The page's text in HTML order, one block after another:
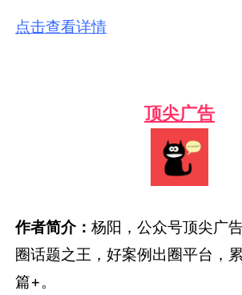
点击查看详情
顶尖广告
作者简介：杨阳，公众号顶尖广
圈话题之王，好案例出圈平台，
篇+。